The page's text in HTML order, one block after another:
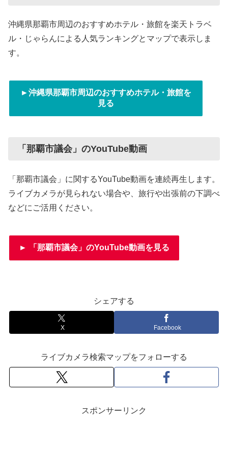
沖縄県那覇市周辺のおすすめホテル・旅館を楽天トラベ
ル・じゃらんによる人気ランキングとマップで表示しま
す。
►沖縄県那覇市周辺のおすすめホテル・旅館を
見る
「那覇市議会」のYouTube動画
「那覇市議会」に関するYouTube動画を連続再生します。
ライブカメラが見られない場合や、旅行や出張前の下調べ
などにご活用ください。
► 「那覇市議会」のYouTube動画を見る
シェアする
X Facebook
ライブカメラ検索マップをフォローする
スポンサーリンク